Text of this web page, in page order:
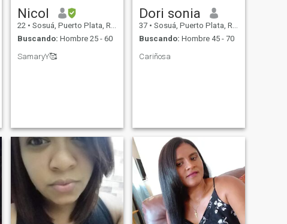
Nicol
22 • Sosuá, Puerto Plata, Rep. Dominicana
Buscando: Hombre 25 - 60
SamaryY🥰
Dori sonia
37 • Sosuá, Puerto Plata, Rep. Dominicana
Buscando: Hombre 45 - 70
Cariñosa